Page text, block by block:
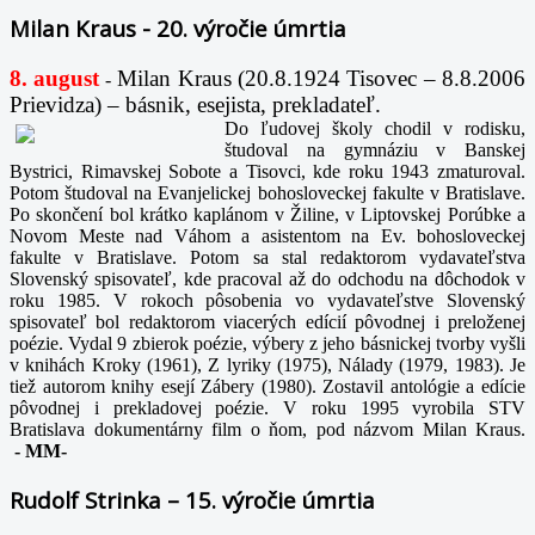
Milan Kraus - 20. výročie úmrtia
8. august -Milan Kraus (20.8.1924 Tisovec – 8.8.2006
Prievidza) – básnik, esejista, prekladateľ.
Do ľudovej školy chodil v rodisku,
študoval na gymnáziu v Banskej
Bystrici, Rimavskej Sobote a Tisovci, kde roku 1943 zmaturoval.
Potom študoval na Evanjelickej bohosloveckej fakulte v Bratislave.
Po skončení bol krátko kaplánom v Žiline, v Liptovskej Porúbke a
Novom Meste nad Váhom a asistentom na Ev. bohosloveckej
fakulte v Bratislave. Potom sa stal redaktorom vydavateľstva
Slovenský spisovateľ, kde pracoval až do odchodu na dôchodok v
roku 1985. V rokoch pôsobenia vo vydavateľstve Slovenský
spisovateľ bol redaktorom viacerých edícií pôvodnej i preloženej
poézie. Vydal 9 zbierok poézie, výbery z jeho básnickej tvorby vyšli
v knihách Kroky (1961), Z lyriky (1975), Nálady (1979, 1983). Je
tiež autorom knihy esejí Zábery (1980). Zostavil antológie a edície
pôvodnej i prekladovej poézie. V roku 1995 vyrobila STV
Bratislava dokumentárny film o ňom, pod názvom Milan Kraus.
- MM-
Rudolf Strinka – 15. výročie úmrtia